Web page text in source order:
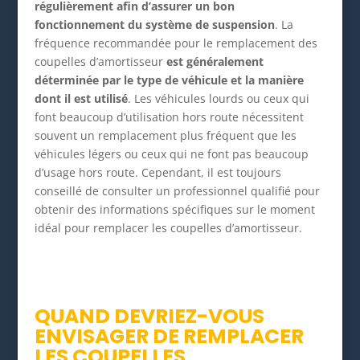
régulièrement afin d’assurer un bon
fonctionnement du système de suspension. La
fréquence recommandée pour le remplacement des
coupelles d’amortisseur est généralement
déterminée par le type de véhicule et la manière
dont il est utilisé. Les véhicules lourds ou ceux qui
font beaucoup d’utilisation hors route nécessitent
souvent un remplacement plus fréquent que les
véhicules légers ou ceux qui ne font pas beaucoup
d’usage hors route. Cependant, il est toujours
conseillé de consulter un professionnel qualifié pour
obtenir des informations spécifiques sur le moment
idéal pour remplacer les coupelles d’amortisseur.
QUAND DEVRIEZ-VOUS
ENVISAGER DE REMPLACER